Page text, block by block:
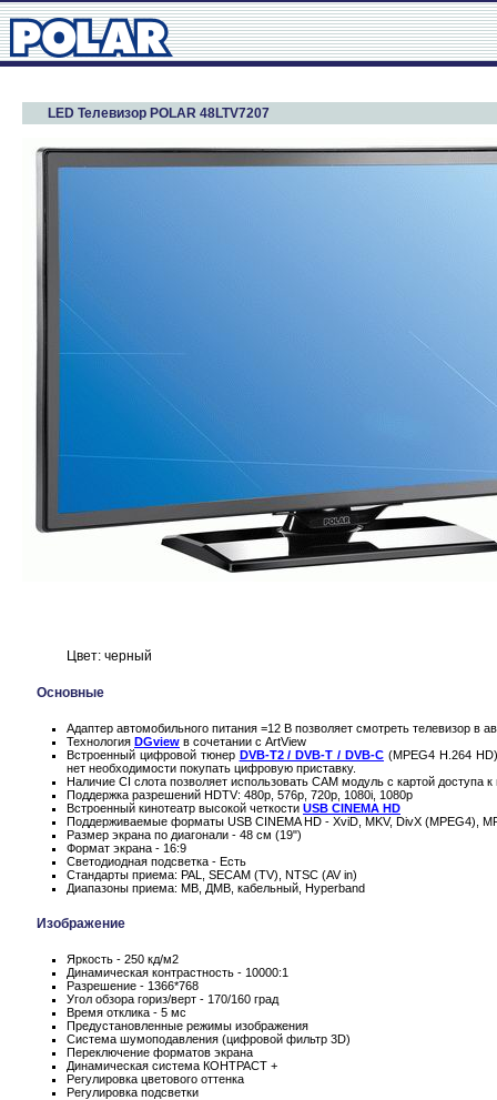
LED Телевизор POLAR 48LTV7207
Цвет: черный
Основные
Адаптер автомобильного питания =12 В позволяет смотреть телевизор в
Технология DGview в сочетании с ArtView
Встроенный цифровой тюнер DVB-T2 / DVB-T / DVB-C (MPEG4 H.264
нет необходимости покупать цифровую приставку.
Наличие CI слота позволяет использовать CAM модуль с картой
Поддержка разрешений HDTV: 480p, 576p, 720p, 1080i, 1080p
Встроенный кинотеатр высокой четкости USB CINEMA HD
Поддерживаемые форматы USB CINEMA HD - XviD, MKV, DivX (MPEG4),
Размер экрана по диагонали - 48 см (19")
Формат экрана - 16:9
Светодиодная подсветка - Есть
Стандарты приема: PAL, SECAM (TV), NTSC (AV in)
Диапазоны приема: МВ, ДМВ, кабельный, Hyperband
Изображение
Яркость - 250 кд/м2
Динамическая контрастность - 10000:1
Разрешение - 1366*768
Угол обзора гориз/верт - 170/160 град
Время отклика - 5 мс
Предустановленные режимы изображения
Система шумоподавления (цифровой фильтр 3D)
Переключение форматов экрана
Динамическая система КОНТРАСТ +
Регулировка цветового оттенка
Регулировка подсветки